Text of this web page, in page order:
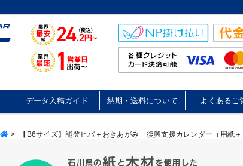
データ入稿ガイド 納期・送料について よくあるご
> 【B6サイズ】能登ヒバ＋おきあがみ 復興支援カレンダー（用紙